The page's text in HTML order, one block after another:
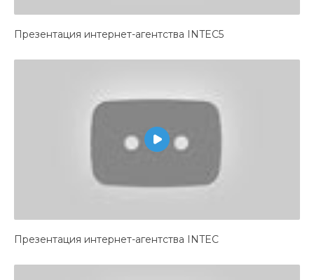
Презентация интернет-агентства INTEC5
Презентация интернет-агентства INTEC